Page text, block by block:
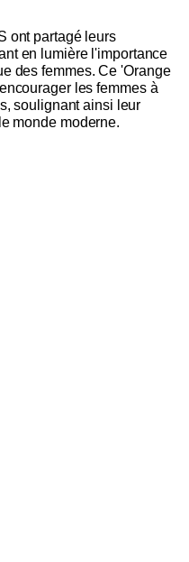
ont partagé leurs
en lumière l'importance
des femmes. Ce'Orange
les femmes à
soulignant ainsi leur
monde moderne.